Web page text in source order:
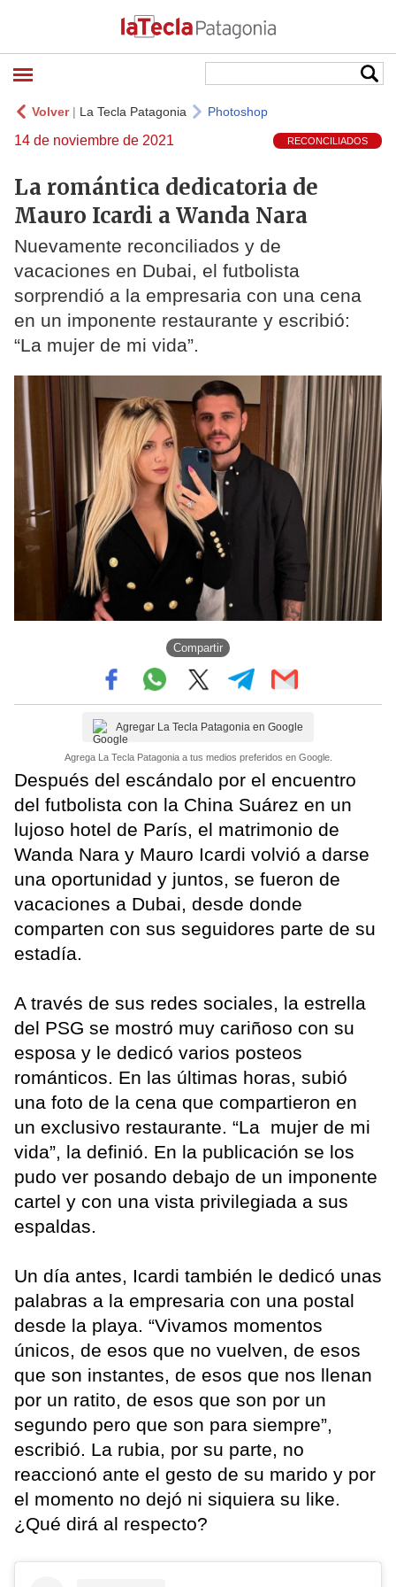
Volver| La Tecla Patagonia Photoshop
14 de noviembre de 2021 RECONCILIADOS
La romántica dedicatoria de
Mauro Icardi a Wanda Nara
Nuevamente reconciliados y de
vacaciones en Dubai, el futbolista
sorprendió a la empresaria con una cena
en un imponente restaurante y escribió:
“La mujer de mi vida”.
Compartir
Agregar La Tecla Patagonia en Google
Agrega La Tecla Patagonia a tus medios preferidos en Google.
Después del escándalo por el encuentro
del futbolista con la China Suárez en un
lujoso hotel de París, el matrimonio de
Wanda Nara y Mauro Icardi volvió a darse
una oportunidad y juntos, se fueron de
vacaciones a Dubai, desde donde
comparten con sus seguidores parte de su
estadía.
A través de sus redes sociales, la estrella
del PSG se mostró muy cariñoso con su
esposa y le dedicó varios posteos
románticos. En las últimas horas, subió
una foto de la cena que compartieron en
un exclusivo restaurante. “La mujer de mi
vida”, la definió. En la publicación se los
pudo ver posando debajo de un imponente
cartel y con una vista privilegiada a sus
espaldas.
Un día antes, Icardi también le dedicó unas
palabras a la empresaria con una postal
desde la playa. “Vivamos momentos
únicos, de esos que no vuelven, de esos
que son instantes, de esos que nos llenan
por un ratito, de esos que son por un
segundo pero que son para siempre”,
escribió. La rubia, por su parte, no
reaccionó ante el gesto de su marido y por
el momento no dejó ni siquiera su like.
¿Qué dirá al respecto?